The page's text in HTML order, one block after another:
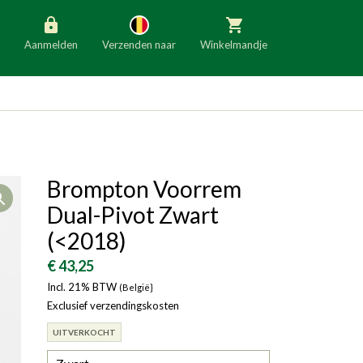
Aanmelden Verzenden naar
Slovenië Italië
Denemarken
Bulgarije
Winkelmandje
Open
Brompton Voorrem
Dual-Pivot Zwart
(<2018)
€ 43,25
Incl. 21% BTW (België}
Exclusief verzendingskosten
UITVERKOCHT